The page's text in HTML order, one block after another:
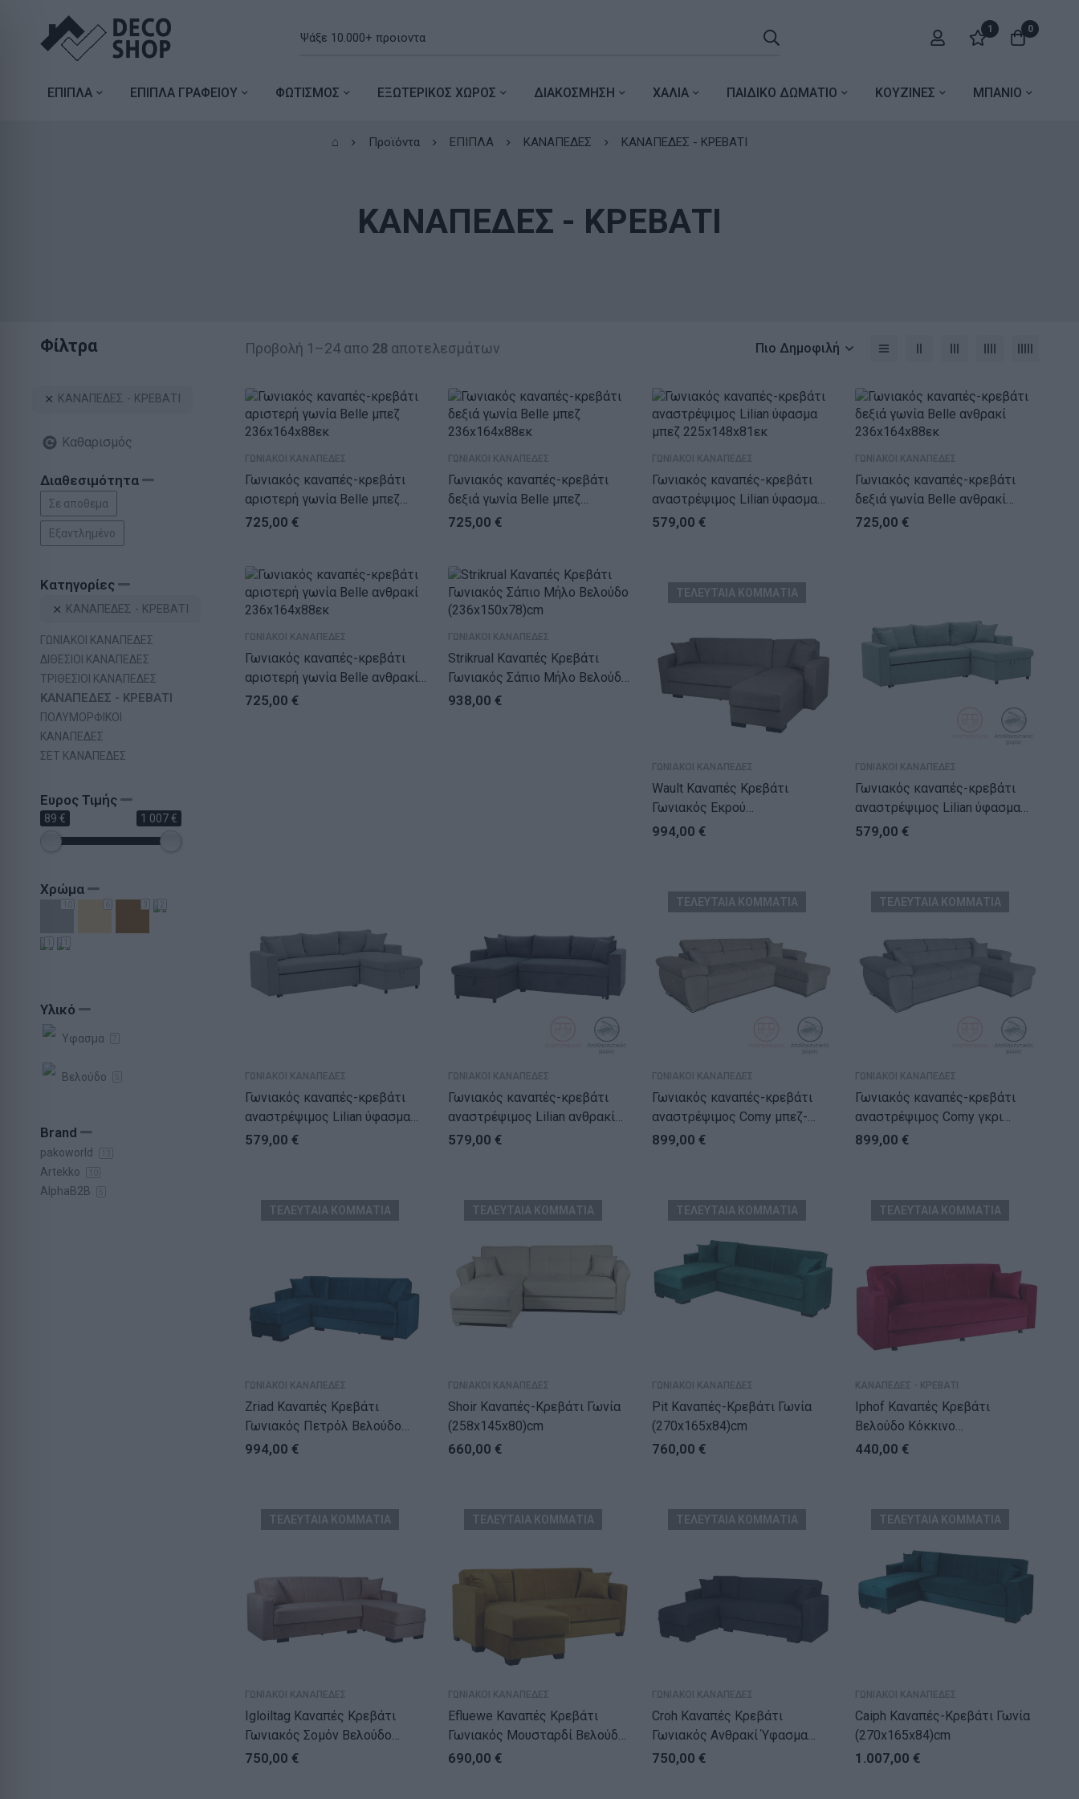
1 0
ΕΠΙΠΛΑ ΕΠΙΠΛΑ ΓΡΑΦΕΙΟΥ ΦΩΤΙΣΜΟΣ ΕΞΩΤΕΡΙΚΟΣ ΧΩΡΟΣ ΔΙΑΚΟΣΜΗΣΗ ΧΑΛΙΑ ΠΑΙΔΙΚΟ ΔΩΜΑΤΙΟ ΚΟΥΖΙΝΕΣ ΜΠΑΝΙΟ
⌂ Προϊόντα ΕΠΙΠΛΑ ΚΑΝΑΠΕΔΕΣ ΚΑΝΑΠΕΔΕΣ - ΚΡΕΒΑΤΙ
ΚΑΝΑΠΕΔΕΣ - ΚΡΕΒΑΤΙ
Φίλτρα
ΚΑΝΑΠΕΔΕΣ - ΚΡΕΒΑΤΙ
Καθαρισμός
Διαθεσιμότητα
Σε αποθεμα
Εξαντλημένο
Κατηγορίες
ΚΑΝΑΠΕΔΕΣ - ΚΡΕΒΑΤΙ
ΓΩΝΙΑΚΟΙ ΚΑΝΑΠΕΔΕΣ
ΔΙΘΕΣΙΟΙ ΚΑΝΑΠΕΔΕΣ
ΤΡΙΘΕΣΙΟΙ ΚΑΝΑΠΕΔΕΣ
ΚΑΝΑΠΕΔΕΣ - ΚΡΕΒΑΤΙ
ΠΟΛΥΜΟΡΦΙΚΟΙ
ΚΑΝΑΠΕΔΕΣ
ΣΕΤ ΚΑΝΑΠΕΔΕΣ
Ευρος Τιμής
89 € 1 007 €
Χρώμα
Υλικό
Υφασμα
Βελούδο
Brand
pakoworld
Artekko
AlphaB2B
Προβολή 1–24 απο 28 αποτελεσμάτων Πιο Δημοφιλή
ΓΩΝΙΑΚΟΙ ΚΑΝΑΠΕΔΕΣ
Γωνιακός καναπές-κρεβάτι
αριστερή γωνία Belle μπεζ
236x164x88εκ
725,00 €
ΓΩΝΙΑΚΟΙ ΚΑΝΑΠΕΔΕΣ
Γωνιακός καναπές-κρεβάτι
δεξιά γωνία Belle μπεζ
236x164x88εκ
725,00€
ΓΩΝΙΑΚΟΙ ΚΑΝΑΠΕΔΕΣ
Γωνιακός καναπές-κρεβάτι
αναστρέψιμος Lilian ύφασμα
μπεζ 225x148x81εκ
579,00 €
ΓΩΝΙΑΚΟΙ ΚΑΝΑΠΕΔΕΣ
Γωνιακός καναπές-κρεβάτι
δεξιά γωνία Belle ανθρακί
236x164x88εκ
725,00€
ΓΩΝΙΑΚΟΙ ΚΑΝΑΠΕΔΕΣ
Γωνιακός καναπές-κρεβάτι
αριστερή γωνία Belle ανθρακί
236x164x88εκ
725,00 €
ΓΩΝΙΑΚΟΙ ΚΑΝΑΠΕΔΕΣ
Strikrual Καναπές Κρεβάτι
Γωνιακός Σάπιο Μήλο Βελούδο
(236x150x78)cm
938,00€
ΤΕΛΕΥΤΑΙΑ ΚΟΜΜΑΤΙΑ
ΓΩΝΙΑΚΟΙ ΚΑΝΑΠΕΔΕΣ
Wault Καναπές Κρεβάτι
Γωνιακός Εκρού
(236x150x78)cm
994,00 €
ΓΩΝΙΑΚΟΙ ΚΑΝΑΠΕΔΕΣ
Γωνιακός καναπές-κρεβάτι
αναστρέψιμος Lilian ύφασμα
πράσινο μέντας 225x148x81εκ
579,00€
ΓΩΝΙΑΚΟΙ ΚΑΝΑΠΕΔΕΣ
Γωνιακός καναπές-κρεβάτι
αναστρέψιμος Lilian ύφασμα
γκρι 225x148x81εκ
579,00 €
ΓΩΝΙΑΚΟΙ ΚΑΝΑΠΕΔΕΣ
Γωνιακός καναπές-κρεβάτι
αναστρέψιμος Lilian ανθρακί
225x148x81εκ
579,00€
ΤΕΛΕΥΤΑΙΑ ΚΟΜΜΑΤΙΑ
ΓΩΝΙΑΚΟΙ ΚΑΝΑΠΕΔΕΣ
Γωνιακός καναπές-κρεβάτι
αναστρέψιμος Comy μπεζ-
καφέ 286x160x75-90εκ
899,00 €
ΤΕΛΕΥΤΑΙΑ ΚΟΜΜΑΤΙΑ
ΓΩΝΙΑΚΟΙ ΚΑΝΑΠΕΔΕΣ
Γωνιακός καναπές-κρεβάτι
αναστρέψιμος Comy γκρι
286x160x75-90εκ
899,00€
ΤΕΛΕΥΤΑΙΑ ΚΟΜΜΑΤΙΑ
ΓΩΝΙΑΚΟΙ ΚΑΝΑΠΕΔΕΣ
Zriad Καναπές Κρεβάτι
Γωνιακός Πετρόλ Βελούδο
(236x150x78)cm
994,00 €
ΤΕΛΕΥΤΑΙΑ ΚΟΜΜΑΤΙΑ
ΓΩΝΙΑΚΟΙ ΚΑΝΑΠΕΔΕΣ
Shoir Καναπές-Κρεβάτι Γωνία
(258x145x80)cm
660,00€
ΤΕΛΕΥΤΑΙΑ ΚΟΜΜΑΤΙΑ
ΓΩΝΙΑΚΟΙ ΚΑΝΑΠΕΔΕΣ
Pit Καναπές-Κρεβάτι Γωνία
(270x165x84)cm
760,00 €
ΤΕΛΕΥΤΑΙΑ ΚΟΜΜΑΤΙΑ
ΚΑΝΑΠΕΔΕΣ - ΚΡΕΒΑΤΙ
Iphof Καναπές Κρεβάτι
Βελούδο Κόκκινο
(214x78x78)cm
440,00€
ΤΕΛΕΥΤΑΙΑ ΚΟΜΜΑΤΙΑ
ΓΩΝΙΑΚΟΙ ΚΑΝΑΠΕΔΕΣ
Igloiltag Καναπές Κρεβάτι
Γωνιακός Σομόν Βελούδο
(236x150x78)cm
750,00 €
ΤΕΛΕΥΤΑΙΑ ΚΟΜΜΑΤΙΑ
ΓΩΝΙΑΚΟΙ ΚΑΝΑΠΕΔΕΣ
Efluewe Καναπές Κρεβάτι
Γωνιακός Μουσταρδί Βελούδο
(200x150x78)cm
690,00€
ΤΕΛΕΥΤΑΙΑ ΚΟΜΜΑΤΙΑ
ΓΩΝΙΑΚΟΙ ΚΑΝΑΠΕΔΕΣ
Croh Καναπές Κρεβάτι
Γωνιακός Ανθρακί Ύφασμα
(236x150x78)cm
750,00 €
ΤΕΛΕΥΤΑΙΑ ΚΟΜΜΑΤΙΑ
ΓΩΝΙΑΚΟΙ ΚΑΝΑΠΕΔΕΣ
Caiph Καναπές-Κρεβάτι Γωνία
(270x165x84)cm
1.007,00€